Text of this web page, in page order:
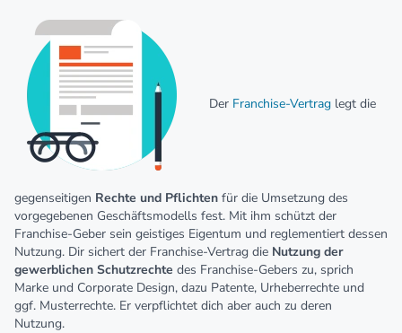
Der Franchise-Vertrag legt die
gegenseitigen Rechte und Pflichten für die Umsetzung des
vorgegebenen Geschäftsmodells fest. Mit ihm schützt der
Franchise-Geber sein geistiges Eigentum und reglementiert dessen
Nutzung. Dir sichert der Franchise-Vertrag die Nutzung der
gewerblichen Schutzrechte des Franchise-Gebers zu, sprich
Marke und Corporate Design, dazu Patente, Urheberrechte und
ggf. Musterrechte. Er verpflichtet dich aber auch zu deren
Nutzung.